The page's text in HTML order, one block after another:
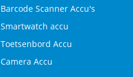
Barcode Scanner Accu's
Smartwatch accu
Toetsenbord Accu
Camera Accu